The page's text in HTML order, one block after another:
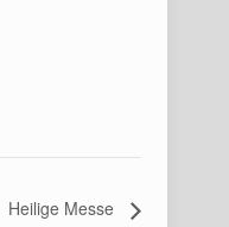
Heilige Messe